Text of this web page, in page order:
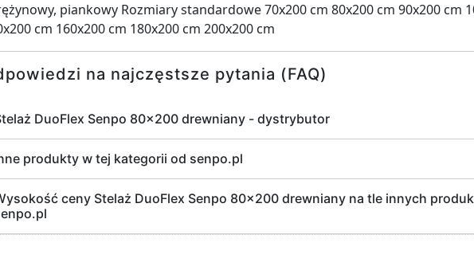
piankowy Rozmiary standardowe 70x200 cm 80x200 cm 90x200 cm
cm 160x200 cm 180x200 cm 200x200 cm
na najczęstsze pytania (FAQ)
DuoFlex Senpo 80x200 drewniany - dystrybutor
produkty w tej kategorii od senpo.pl
ceny Stelaż DuoFlex Senpo 80x200 drewniany na tle innych